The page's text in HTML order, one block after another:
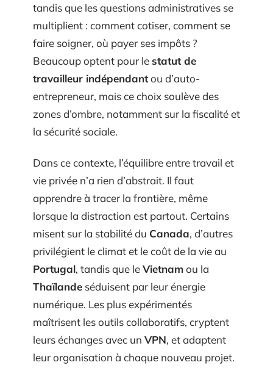
tandis que les questions administratives se
multiplient : comment cotiser, comment se
faire soigner, où payer ses impôts ?
Beaucoup optent pour lestatut de
travailleur indépendantou d’auto-
entrepreneur, mais ce choix soulève des
zones d’ombre, notamment sur la fiscalité et
la sécurité sociale.
Dans ce contexte, l’équilibre entre travail et
vie privée n’a rien d’abstrait. Il faut
apprendre à tracer la frontière, même
lorsque la distraction est partout. Certains
misent sur la stabilité du Canada, d’autres
privilégient le climat et le coût de la vie au
Portugal, tandis que leVietnamou la
Thaïlande séduisent par leur énergie
numérique. Les plus expérimentés
maîtrisent les outils collaboratifs, cryptent
leurs échanges avec un VPN, et adaptent
leur organisation à chaque nouveau projet.